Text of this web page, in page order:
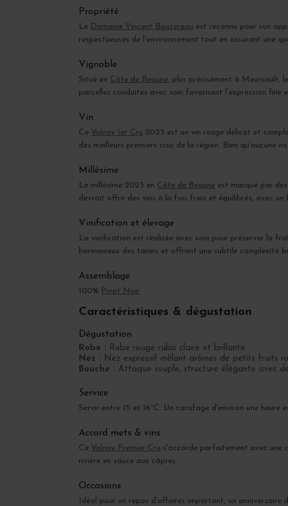
Propriété
Le Domaine Vincent Bouzereau est reconnu pour son
respectueuses de l'environnement tout en assurant une
Vignoble
Situé en Côte de Beaune, plus précisément à Meursault,
parcelles conduites avec soin favorisent l’expression fine
Vin
Ce Volnay 1er Cru 2023 est un vin rouge délicat et
des meilleurs premiers crus de la région. Bien
Millésime
Le millésime 2023 en Côte de Beaune est marqué par
devrait offrir des vins à la fois frais et équilibrés, avec un
Vinification et élevage
La vinification est réalisée avec soin pour préserver la
harmonieux des tanins et offrant une subtile complexité
Assemblage
100% Pinot Noir
Caractéristiques & dégustation
Dégustation
Robe : Robe rouge rubis claire et brillante.
Nez : Nez expressif mêlant arômes de petits fruits
Bouche : Attaque souple, structure élégante avec
Service
Servir entre 15 et 16°C. Un carafage d'environ une heure
Accord mets & vins
Ce Volnay Premier Cru s'accorde parfaitement avec une
rivière en sauce aux câpres.
Occasions
Idéal pour un repas d'affaires important, un anniversaire